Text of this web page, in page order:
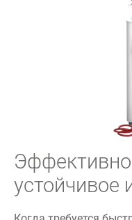
устойчивое